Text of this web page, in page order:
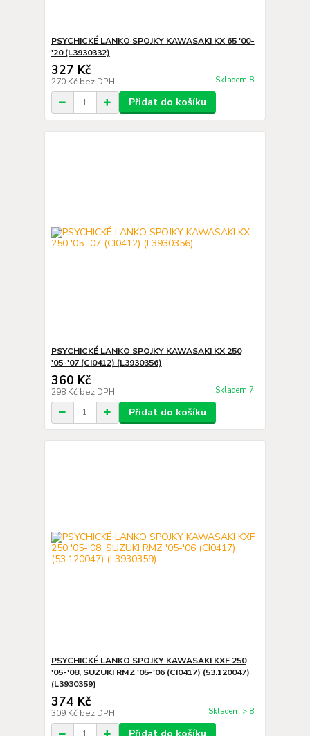
PSYCHICKÉ LANKO SPOJKY KAWASAKI KX 65 '00-
'20 (L3930332)
327 Kč
270 Kč bez DPH Skladem 8
Přidat do košíku
PSYCHICKÉ LANKO SPOJKY KAWASAKI KX 250
'05-'07 (CI0412) (L3930356)
360 Kč
298 Kč bez DPH Skladem 7
Přidat do košíku
PSYCHICKÉ LANKO SPOJKY KAWASAKI KXF 250
'05-'08, SUZUKI RMZ '05-'06 (CI0417) (53.120047)
(L3930359)
374 Kč
309 Kč bez DPH Skladem > 8